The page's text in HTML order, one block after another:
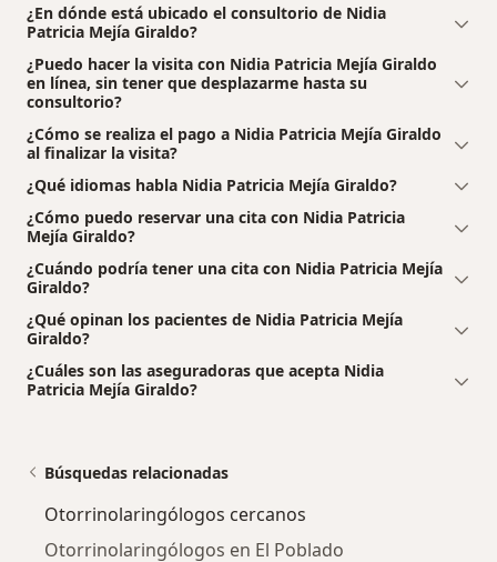
¿En dónde está ubicado el consultorio de Nidia
Patricia Mejía Giraldo?
¿Puedo hacer la visita con Nidia Patricia Mejía Giraldo
en línea, sin tener que desplazarme hasta su
consultorio?
¿Cómo se realiza el pago a Nidia Patricia Mejía Giraldo
al finalizar la visita?
¿Qué idiomas habla Nidia Patricia Mejía Giraldo?
¿Cómo puedo reservar una cita con Nidia Patricia
Mejía Giraldo?
¿Cuándo podría tener una cita con Nidia Patricia Mejía
Giraldo?
¿Qué opinan los pacientes de Nidia Patricia Mejía
Giraldo?
¿Cuáles son las aseguradoras que acepta Nidia
Patricia Mejía Giraldo?
Búsquedas relacionadas
Otorrinolaringólogos cercanos
Otorrinolaringólogos en El Poblado